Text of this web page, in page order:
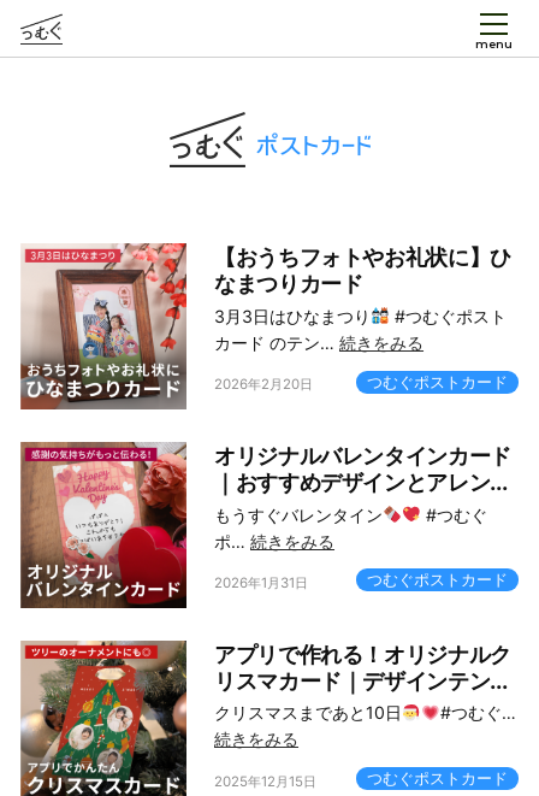
つむぐポストカード
【おうちフォトやお礼状に】ひ
なまつりカード
3月3日はひなまつり
#つむぐポスト
カード のテン…続きをみる
2026年2月20日 つむぐポストカード
オリジナルバレンタインカード
｜おすすめデザインとアレン...
もうすぐバレンタイン
#つむぐ
ポ…続きをみる
2026年1月31日 つむぐポストカード
アプリで作れる！オリジナルク
リスマカード｜デザインテン...
クリスマスまであと10日
#つむぐ…
続きをみる
2025年12月15日 つむぐポストカード
menu